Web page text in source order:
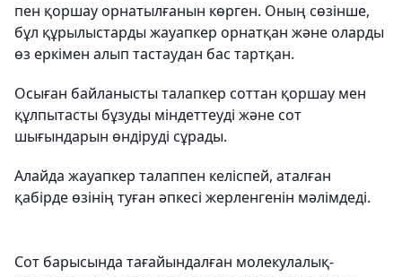
пен қоршау орнатылғанын көрген. Оның сөзінше,
бұл құрылыстарды жауапкер орнатқан және оларды
өз еркімен алып тастаудан бас тартқан.
Осыған байланысты талапкер соттан қоршау мен
құлпытасты бұзуды міндеттеуді және сот
шығындарын өндіруді сұрады.
Алайда жауапкер талаппен келіспей, аталған
қабірде өзінің туған әпкесі жерленгенін мәлімдеді.
Сот барысында тағайындалған молекулалық-